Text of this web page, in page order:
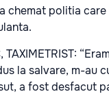
chemat politia
la salvare, m-au
a fost desfacut